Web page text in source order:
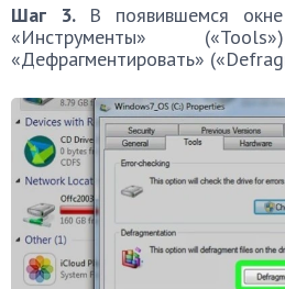
Шаг 3.В появившемся окне
«Инструменты»
«Дефрагментировать»